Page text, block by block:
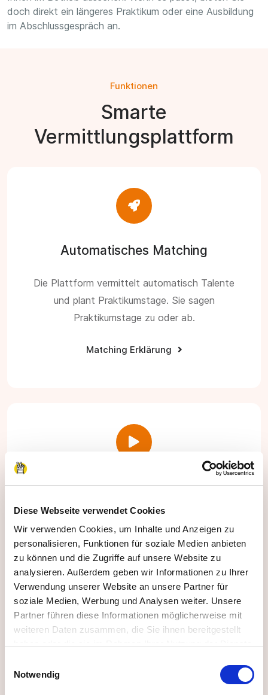
Diese Webseite verwendet Cookies
Wir verwenden Cookies, um Inhalte und Anzeigen zu
personalisieren, Funktionen für soziale Medien anbieten
zu können und die Zugriffe auf unsere Website zu
analysieren. Außerdem geben wir Informationen zu Ihrer
Verwendung unserer Website an unsere Partner für
soziale Medien, Werbung und Analysen weiter. Unsere
Partner führen diese Informationen möglicherweise mit
weiteren Daten zusammen, die Sie ihnen bereitgestellt
Impressum
Notwendig
doch direkt ein längeres Praktikum oder eine Ausbildung
im Abschlussgespräch an.
Funktionen
Smarte
Vermittlungsplattform
Automatisches Matching
Die Plattform vermittelt automatisch Talente
und plant Praktikumstage. Sie sagen
Praktikumstage zu oder ab.
Matching Erklärung
Automatisches Feedback und
Zertifikat
Wir stellen automatisch ein Zertifikat für die
Teilnehmenden aus und Sie geben Ihr Feedback
direkt online in unter 1 Minute ab.